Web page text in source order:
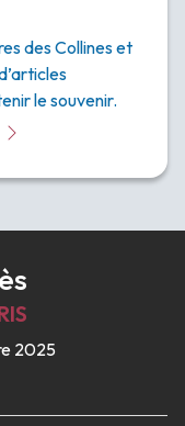
des Collines et
le souvenir.
2025